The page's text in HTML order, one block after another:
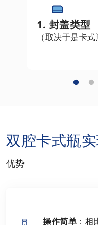
1. 封盖类型
（取决于是卡
双腔卡式瓶
优势
操作简单 ：